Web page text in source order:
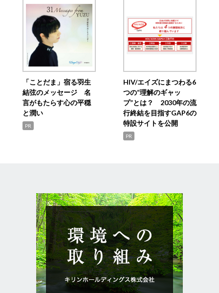
「ことだま」宿る羽生
結弦のメッセージ 名
言がもたらす心の平穏
と潤い
PR
HIV/エイズにまつわる6
つの“理解のギャッ
プ”とは？ 2030年の流
行終結を目指すGAP6の
特設サイトを公開
PR